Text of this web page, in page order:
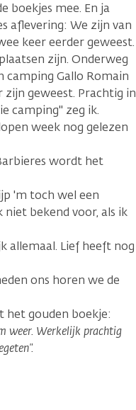
boekjes mee. En ja
aflevering: We zijn van
keer eerder geweest.
zijn. Onderweg
camping Gallo Romain
geweest. Prachtig in
camping" zeg ik.
week nog gelezen
wordt het
'm toch wel een
bekend voor, als ik
allemaal. Lief heeft nog
ons horen we de
het gouden boekje:
weer. Werkelijk prachtig